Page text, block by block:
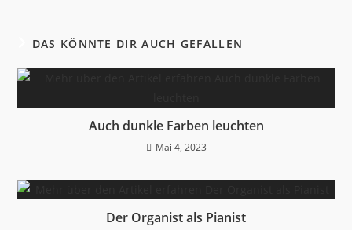
DAS KÖNNTE DIR AUCH GEFALLEN
Auch dunkle Farben leuchten
Mai 4, 2023
Der Organist als Pianist